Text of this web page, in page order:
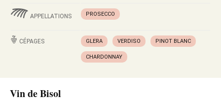
APPELLATIONS PROSECCO
CÉPAGES GLERA VERDISO PINOT BLANC
CHARDONNAY
Vin de Bisol